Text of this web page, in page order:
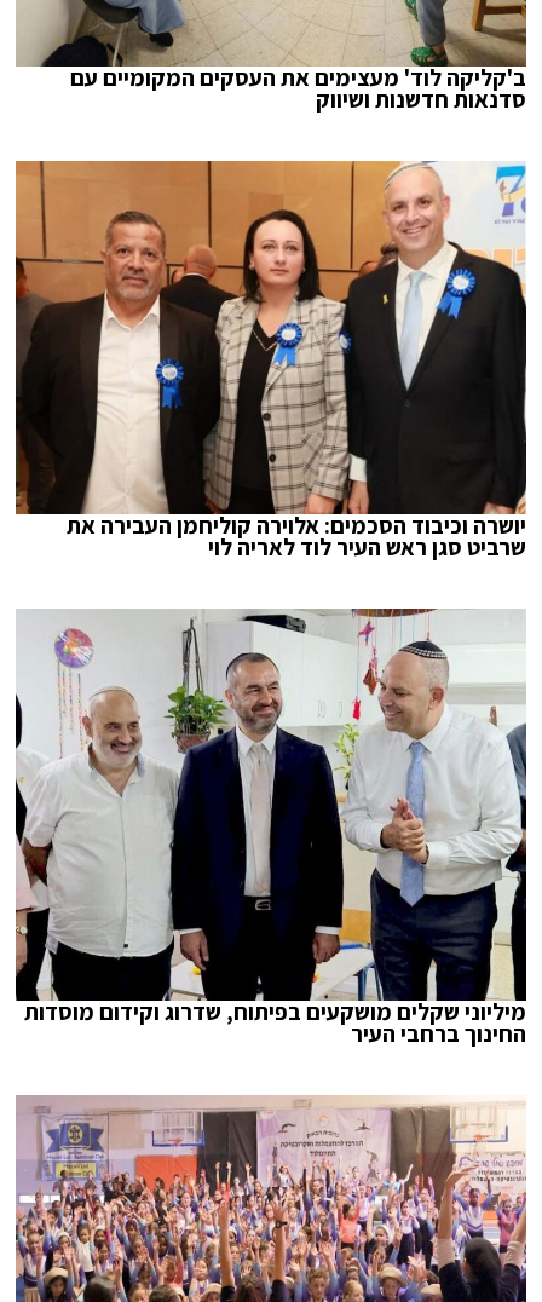
ב'קליקה לוד' מעצימים את העסקים המקומיים עם
סדנאות חדשנות ושיווק
יושרה וכיבוד הסכמים: אלוירה קוליחמן העבירה את
שרביט סגן ראש העיר לוד לאריה לוי
מיליוני שקלים מושקעים בפיתוח, שדרוג וקידום מוסדות
החינוך ברחבי העיר